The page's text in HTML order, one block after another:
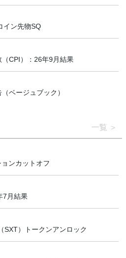
イン先物SQ
CPI）：26年9月結果
ベージュブック）
一覧
ョンカットオフ
7月結果
SXT）トークンアンロック